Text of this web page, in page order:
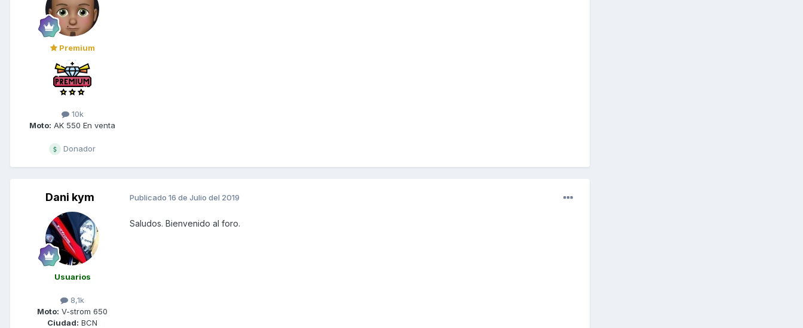
Premium
10k
Moto: AK 550 En venta
Donador
Dani kym
Usuarios
8,1k
Moto: V-strom 650
Ciudad: BCN
Publicado 16 de Julio del 2019
Saludos. Bienvenido al foro.